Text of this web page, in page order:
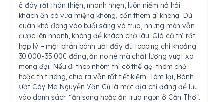
ở đây rất thân thiện, nhanh nhẹn, luôn niềm nở hỏi
khách ăn có vừa miệng không, cần thêm gì không. Dù
quán khá đông vào buổi sáng và trưa, nhưng món vẫn
được lên nhanh, không để khách chờ lâu. Giá cả thì rất
hợp lý – một phần bánh ướt đầy đủ topping chỉ khoảng
30.000–35.000 đồng, ăn no nê mà chất lượng vượt xa
mong đợi. Nếu đi theo nhóm thì có thể gọi thêm chả
hoặc thịt riêng, chia ra vẫn rất tiết kiệm. Tóm lại, Bánh
Ướt Cây Me Nguyễn Văn Cừ là một địa chỉ đáng để lưu
vào danh sách “ăn sáng hoặc ăn trưa ngon ở Cần Thơ”.